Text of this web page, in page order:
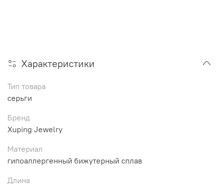
Характеристики
Тип товара
серьги
Бренд
Xuping Jewelry
Материал
гипоаллергенный бижутерный сплав
Длина